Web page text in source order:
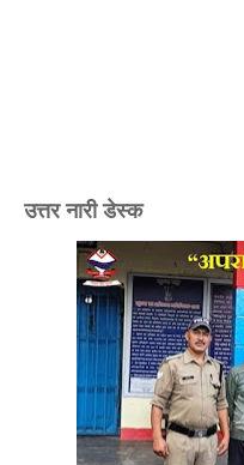
उत्तर नारी डेस्क